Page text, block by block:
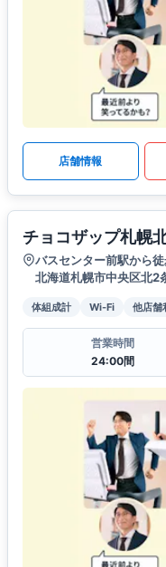
店舗情報
チョコザップ札幌
バスセンター前駅から
北海道札幌市中央区北2
体組成計 Wi-Fi 他店舗
営業時間
24:00間